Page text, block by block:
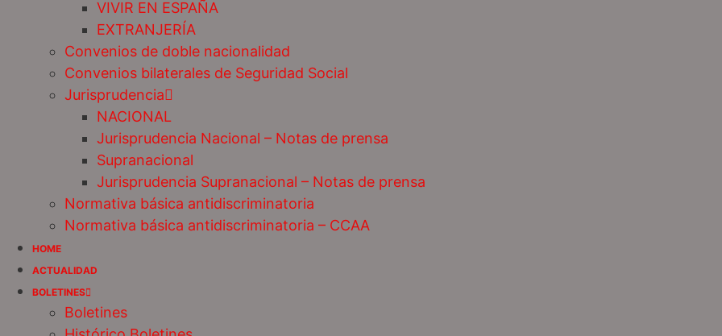
VIVIR EN ESPAÑA
EXTRANJERÍA
Convenios de doble nacionalidad
Convenios bilaterales de Seguridad Social
Jurisprudencia
NACIONAL
Jurisprudencia Nacional – Notas de prensa
Supranacional
Jurisprudencia Supranacional – Notas de prensa
Normativa básica antidiscriminatoria
Normativa básica antidiscriminatoria – CCAA
HOME
ACTUALIDAD
BOLETINES
Boletines